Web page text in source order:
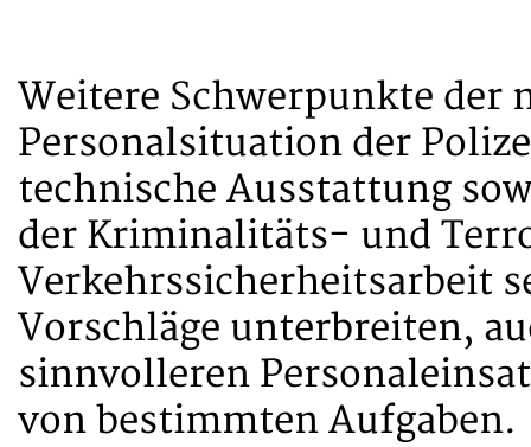
Weitere Schwerpunkte der
Personalsituation der
technische Ausstattung
der Kriminalitäts- und
Verkehrssicherheitsarbeit
Vorschläge unterbreiten,
sinnvolleren
von bestimmten Aufgaben.